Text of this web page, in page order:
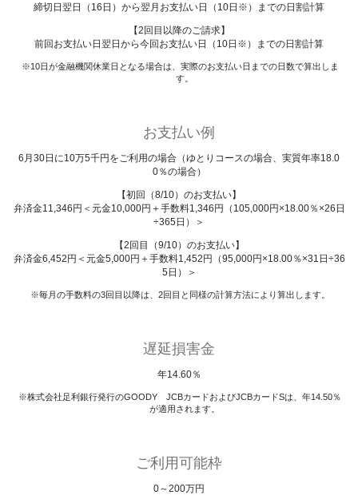
締切日翌日（16日）から翌月お支払い日（10日※）までの日割計算
【2回目以降のご請求】
前回お支払い日翌日から今回お支払い日（10日※）までの日割計算
10日が金融機関休業日となる場合は、実際のお支払い日までの日数で算出しま
す。
お支払い例
6月30日に10万5千円をご利用の場合（ゆとりコースの場合、実質年率18.0
0％の場合）
【初回（8/10）のお支払い】
弁済金11,346円＜元金10,000円＋手数料1,346円（105,000円×18.00％×26日
÷365日）＞
【2回目（9/10）のお支払い】
弁済金6,452円＜元金5,000円＋手数料1,452円（95,000円×18.00％×31日÷36
5日）＞
毎月の手数料の3回目以降は、2回目と同様の計算方法により算出します。
遅延損害金
年14.60％
株式会社足利銀行発行のGOODY JCBカードおよびJCBカードSは、年14.50％
が適用されます。
ご利用可能枠
0～200万円